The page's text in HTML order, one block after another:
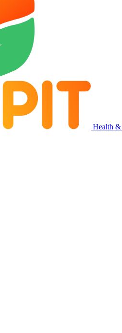
Health